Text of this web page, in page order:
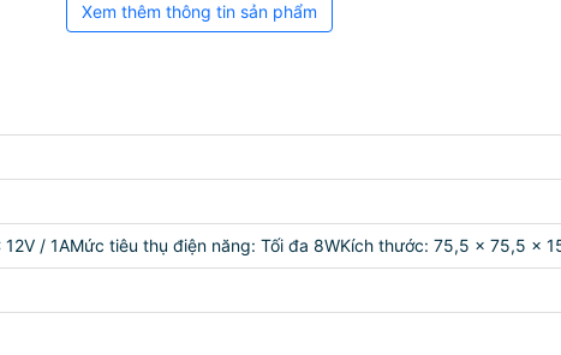
Xem thêm thông tin sản phẩm
12V / 1AMức tiêu thụ điện năng: Tối đa 8WKích thước: 75,5 x 75,5 x